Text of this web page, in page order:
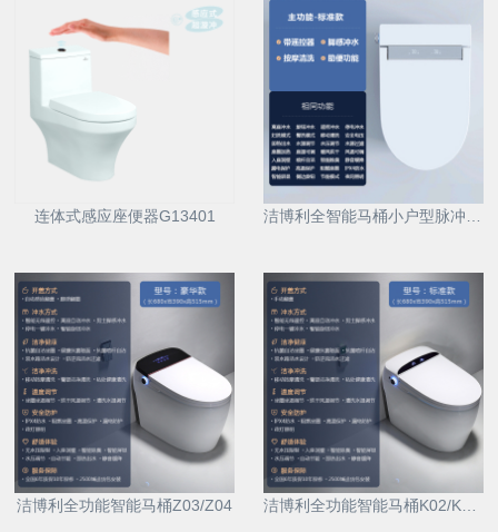
连体式感应座便器G13401
洁博利全功能智能马桶Z03/Z04